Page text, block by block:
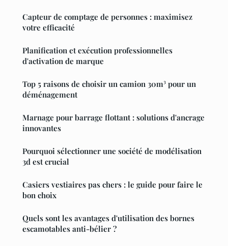
Capteur de comptage de personnes : maximisez
votre efficacité
Planification et exécution professionnelles
d'activation de marque
Top 5 raisons de choisir un camion 30m³ pour un
déménagement
Marnage pour barrage flottant : solutions d'ancrage
innovantes
Pourquoi sélectionner une société de modélisation
3d est crucial
Casiers vestiaires pas chers : le guide pour faire le
bon choix
Quels sont les avantages d'utilisation des bornes
escamotables anti-bélier ?